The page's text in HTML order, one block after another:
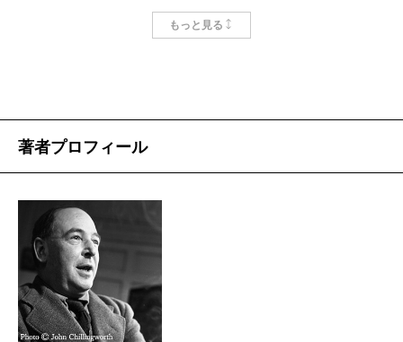
すの中に潜り込んだ。残念ながら、たんすの奥がナル
が、初刊から何十年経っても子どもたちに愛されつづ
C・S・ルイスの《ナルニア》全七巻の原書が出版さ
れたのは、1950年から1956年にかけて。一方、J・R・
R・トールキンの『指輪物語』が刊行されたのは1954
～1955年。《ナルニア》と『指輪』は、現代ファンタ
ジーの事実上の出発点とも言うべき二大傑作だが、そ
もっと見る
著者プロフィール